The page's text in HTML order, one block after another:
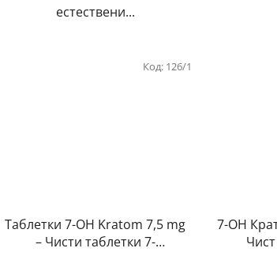
естествени...
Таблетки 7-OH Kratom 7,5 mg
– Чисти таблетки 7-
Код: 126/1
7-OH